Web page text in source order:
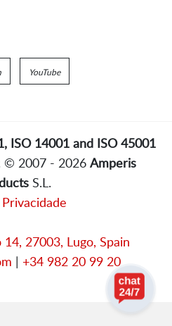
YouTube
ISO 14001 and ISO 45001
© 2007 - 2026 Amperis
S.L.
Privacidade
27003, Lugo, Spain
| +34 982 20 99 20